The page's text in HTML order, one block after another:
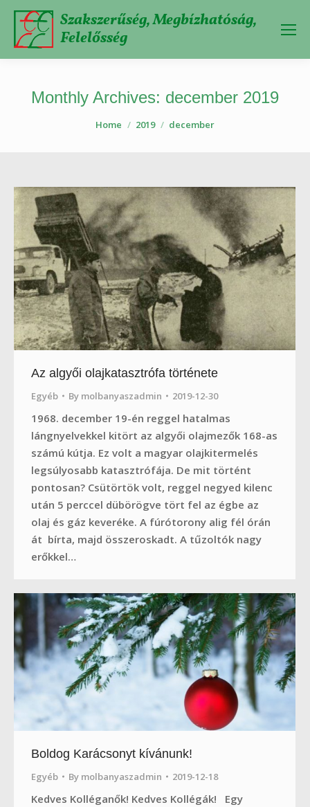
Szakszerűség, Megbízhatóság,
Felelősség
Monthly Archives: december 2019
Home 2019 december
Az algyői olajkatasztrófa története
Egyéb By molbanyaszadmin 2019-12-30
1968. december 19-én reggel hatalmas
lángnyelvekkel kitört az algyői olajmezők 168-as
számú kútja. Ez volt a magyar olajkitermelés
legsúlyosabb katasztrófája. De mit történt
pontosan? Csütörtök volt, reggel negyed kilenc
után 5 perccel dübörögve tört fel az égbe az
olaj és gáz keveréke. A fúrótorony alig fél órán
át bírta, majd összeroskadt. A tűzoltók nagy
erőkkel…
Boldog Karácsonyt kívánunk!
Egyéb By molbanyaszadmin 2019-12-18
Kedves Kolléganők! Kedves Kollégák! Egy